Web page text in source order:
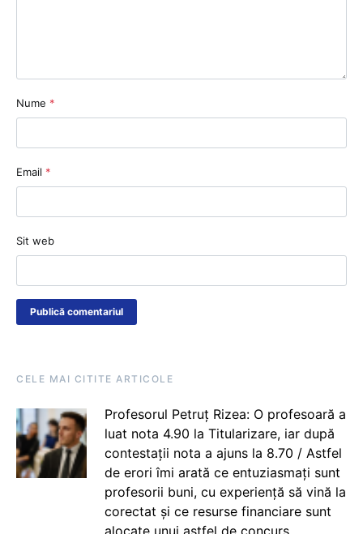
Nume *
Email *
Sit web
CELE MAI CITITE ARTICOLE
Profesorul Petruț Rizea: O profesoară a
luat nota 4.90 la Titularizare, iar după
contestații nota a ajuns la 8.70 / Astfel
de erori îmi arată ce entuziasmați sunt
profesorii buni, cu experiență să vină la
corectat și ce resurse financiare sunt
alocate unui astfel de concurs